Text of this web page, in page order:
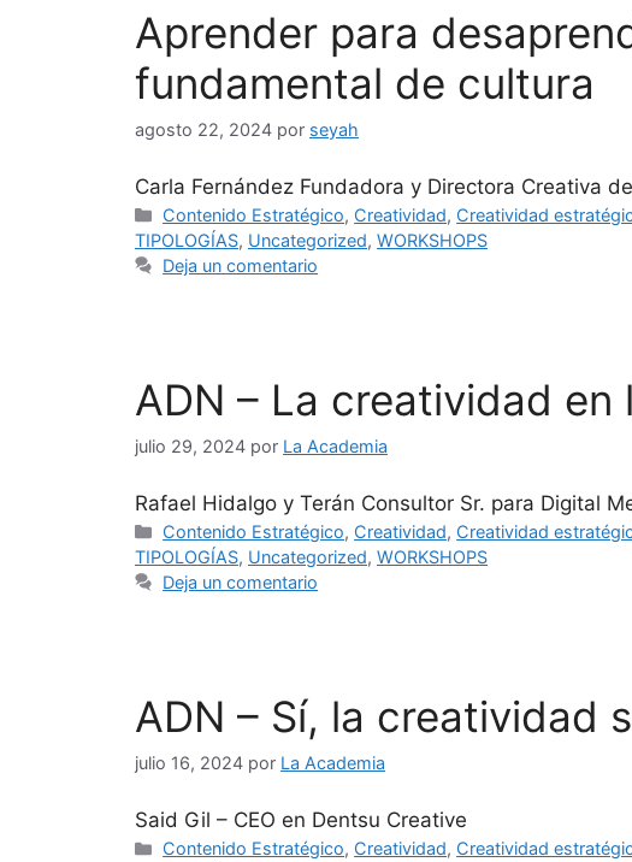
Aprender para
fundamental de cultura
agosto 22, 2024 por seyah
Carla Fernández Fundadora y Directora Creativa
Contenido Estratégico, Creatividad, Creatividad
TIPOLOGÍAS, Uncategorized, WORKSHOPS
Deja un comentario
ADN – La creatividad en
julio 29, 2024 por La Academia
Rafael Hidalgo y Terán Consultor Sr. para Digital
Contenido Estratégico, Creatividad, Creatividad
TIPOLOGÍAS, Uncategorized, WORKSHOPS
Deja un comentario
ADN – Sí, la creatividad
julio 16, 2024 por La Academia
Said Gil – CEO en Dentsu Creative
Contenido Estratégico, Creatividad, Creatividad